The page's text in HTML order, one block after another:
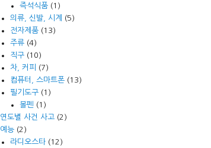
즉석식품(1)
의류, 신발, 시계
(5)
전자제품(13)
주류(4)
직구(10)
차, 커피
(7)
컴퓨터, 스마트폰(13)
필기도구(1)
볼펜 (1)
연도별 사건 사고 (2)
예능 (2)
라디오스타(12)